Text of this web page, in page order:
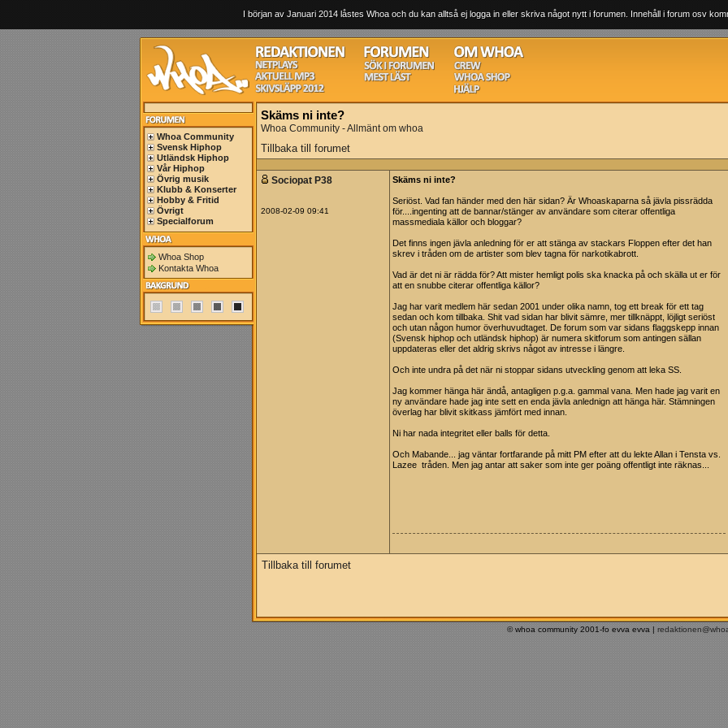
I början av Januari 2014 låstes Whoa och du kan alltså ej logga in eller skriva något nytt i forumen. Innehåll i forum osv
Whoa Community
Svensk Hiphop
Utländsk Hiphop
Vår Hiphop
Övrig musik
Klubb & Konserter
Hobby & Fritid
Övrigt
Specialforum
Whoa Shop
Kontakta Whoa
Skäms ni inte?
Whoa Community - Allmänt om whoa
Tillbaka till forumet
Sociopat P38
2008-02-09 09:41
Skäms ni inte?
Seriöst. Vad fan händer med den här sidan? Är Whoaskaparna så jävla pissrädda
för....ingenting att de bannar/stänger av användare som citerar offentliga
massmediala källor och bloggar?
Det finns ingen jävla anledning för er att stänga av stackars Floppen efter det han
skrev i tråden om de artister som blev tagna för narkotikabrott.
Vad är det ni är rädda för? Att mister hemligt polis ska knacka på och skälla ut er för
att en snubbe citerar offentliga källor?
Jag har varit medlem här sedan 2001 under olika namn, tog ett break för ett tag
sedan och kom tillbaka. Shit vad sidan har blivit sämre, mer tillknäppt, löjligt seriöst
och utan någon humor överhuvudtaget. De forum som var sidans flaggskepp innan
(Svensk hiphop och utländsk hiphop) är numera skitforum som antingen sällan
uppdateras eller det aldrig skrivs något av intresse i längre.
Och inte undra på det när ni stoppar sidans utveckling genom att leka SS.
Jag kommer hänga här ändå, antagligen p.g.a. gammal vana. Men hade jag varit en
ny användare hade jag inte sett en enda jävla anlednign att hänga här. Stämningen
överlag har blivit skitkass jämfört med innan.
Ni har nada integritet eller balls för detta.
Och Mabande... jag väntar fortfarande på mitt PM efter att du lekte Allan i Tensta vs.
Lazee tråden. Men jag antar att saker som inte ger poäng offentligt inte räknas...
Tillbaka till forumet
© whoa community 2001-fo evva evva |